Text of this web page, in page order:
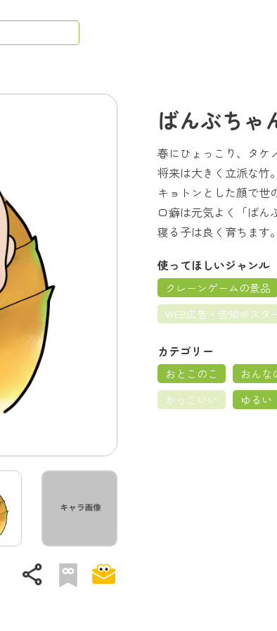
share
ばんぶちゃ
春にひょっこり、タケ
将来は大きく立派な竹。
キョトンとした顔で世
口癖は元気よく「ばん
寝る子は良く育ちます。
使ってほしいジャンル
クレーンゲームの景品
WEB広告・告知ポスタ
カテゴリー
おとこのこ おんな
かっこいい
ゆるい